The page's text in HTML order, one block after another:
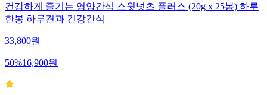
건강하게 즐기는 영양간식 스윗넛츠 플러스 (20g x 25봉) 하루
한봉 하루견과 건강간식
33,800원
50%16,900원